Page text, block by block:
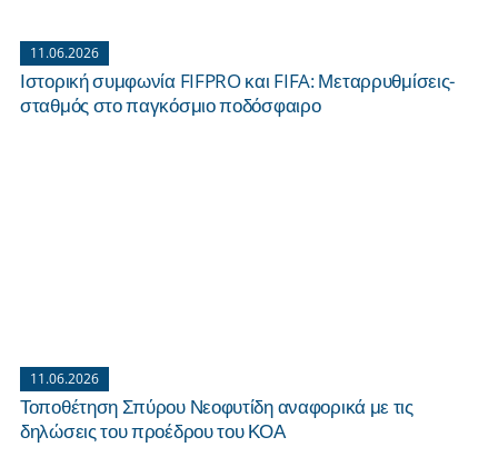
11.06.2026
Ιστορική συμφωνία FIFPRO και FIFA: Μεταρρυθμίσεις-
σταθμός στο παγκόσμιο ποδόσφαιρο
11.06.2026
Τοποθέτηση Σπύρου Νεοφυτίδη αναφορικά με τις
δηλώσεις του προέδρου του ΚΟΑ